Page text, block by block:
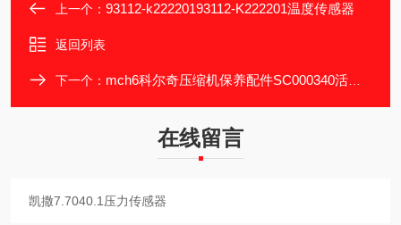
上一个： 93112-k22220193112-K222201温度传感器
返回列表
下一个： mch6科尔奇压缩机保养配件SC000340活性炭滤芯
在线留言